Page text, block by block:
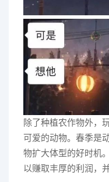
除了种植农作物外，
可爱的动物。春季是
物扩大体型的好时机
以赚取丰厚的利润，